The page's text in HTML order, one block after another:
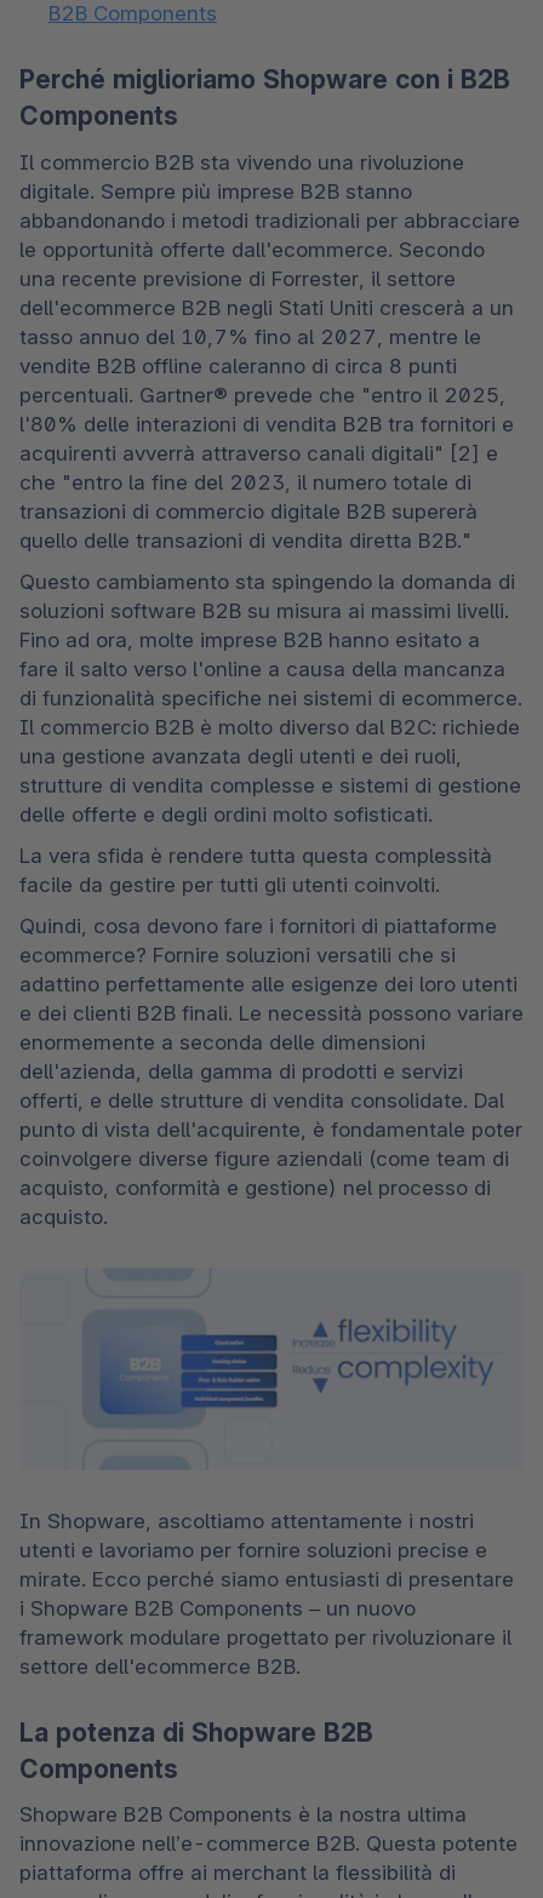
B2B Components
Perché miglioriamo Shopware con i B2B
Components
Il commercio B2B sta vivendo una rivoluzione
digitale. Sempre più imprese B2B stanno
abbandonando i metodi tradizionali per abbracciare
le opportunità offerte dall'ecommerce. Secondo
una recente previsione di Forrester, il settore
dell'ecommerce B2B negli Stati Uniti crescerà a un
tasso annuo del 10,7% fino al 2027, mentre le
vendite B2B offline caleranno di circa 8 punti
percentuali. Gartner® prevede che "entro il 2025,
l'80% delle interazioni di vendita B2B tra fornitori e
acquirenti avverrà attraverso canali digitali" [2] e
che "entro la fine del 2023, il numero totale di
transazioni di commercio digitale B2B supererà
quello delle transazioni di vendita diretta B2B."
Questo cambiamento sta spingendo la domanda di
soluzioni software B2B su misura ai massimi livelli.
Fino ad ora, molte imprese B2B hanno esitato a
fare il salto verso l'online a causa della mancanza
di funzionalità specifiche nei sistemi di ecommerce.
Il commercio B2B è molto diverso dal B2C: richiede
una gestione avanzata degli utenti e dei ruoli,
strutture di vendita complesse e sistemi di gestione
delle offerte e degli ordini molto sofisticati.
La vera sfida è rendere tutta questa complessità
facile da gestire per tutti gli utenti coinvolti.
Quindi, cosa devono fare i fornitori di piattaforme
ecommerce? Fornire soluzioni versatili che si
adattino perfettamente alle esigenze dei loro utenti
e dei clienti B2B finali. Le necessità possono variare
enormemente a seconda delle dimensioni
dell'azienda, della gamma di prodotti e servizi
offerti, e delle strutture di vendita consolidate. Dal
punto di vista dell'acquirente, è fondamentale poter
coinvolgere diverse figure aziendali (come team di
acquisto, conformità e gestione) nel processo di
acquisto.
In Shopware, ascoltiamo attentamente i nostri
utenti e lavoriamo per fornire soluzioni precise e
mirate. Ecco perché siamo entusiasti di presentare
i Shopware B2B Components – un nuovo
framework modulare progettato per rivoluzionare il
settore dell'ecommerce B2B.
La potenza di Shopware B2B
Components
Shopware B2B Components è la nostra ultima
innovazione nell’e-commerce B2B. Questa potente
piattaforma offre ai merchant la flessibilità di